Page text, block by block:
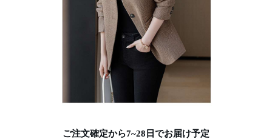
ご注文確定から7~28日でお届け予定